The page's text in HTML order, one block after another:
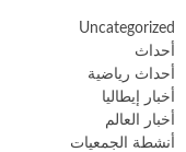
Uncategorized
أحداث
أحداث رياضية
أخبار إيطاليا
أخبار العالم
أنشطة الجمعيات